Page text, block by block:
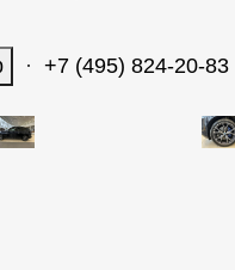
· +7 (495) 824-20-83